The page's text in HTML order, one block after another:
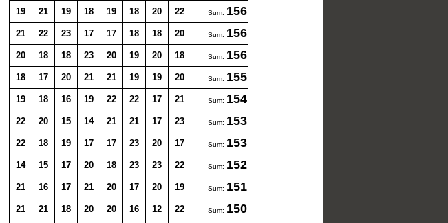
19 21 19 18 19 18 20 22 Sum: 156
21 22 23 17 17 18 18 20 Sum: 156
20 18 18 23 20 19 20 18 Sum: 156
18 17 20 21 21 19 19 20 Sum: 155
19 18 16 19 22 22 17 21 Sum: 154
22 20 15 14 21 21 17 23 Sum: 153
22 18 19 17 17 23 20 17 Sum: 153
14 15 17 20 18 23 23 22 Sum: 152
21 16 17 21 20 17 20 19 Sum: 151
21 21 18 20 20 16 12 22 Sum: 150